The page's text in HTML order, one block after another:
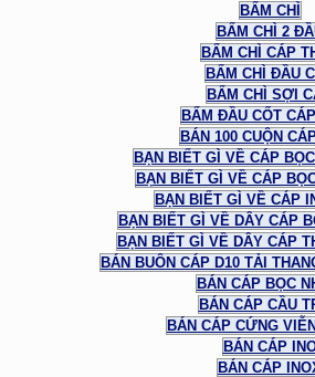
BẤM CHÌ
BẤM CHÌ 2
BẤM CHÌ CÁP
BẤM CHÌ ĐẦU
BẤM CHÌ SỢI
BẤM ĐẦU CỐT
BÁN 100 CUỘN
BẠN BIẾT GÌ VỀ CÁP
BẠN BIẾT GÌ VỀ CÁP
BẠN BIẾT GÌ VỀ CÁP
BẠN BIẾT GÌ VỀ DÂY CÁP
BẠN BIẾT GÌ VỀ DÂY CÁP
BÁN BUÔN CÁP D10 TẢI
BÁN CÁP BỌC
BÁN CÁP CẦU
BÁN CÁP CỨNG
BÁN CÁP
BÁN CÁP